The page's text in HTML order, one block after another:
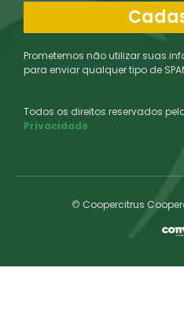
Prometemos não utilizar suas
para enviar qualquer tipo de
Todos os direitos reservados
Privacidade
© Coopercitrus